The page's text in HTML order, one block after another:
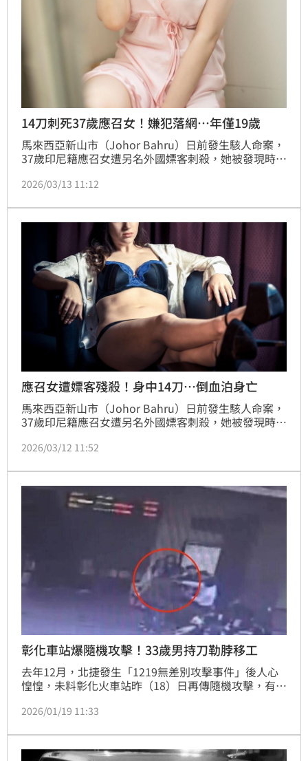
14刀刺死37歲應召女！嫌犯落網…年僅19歲
馬來西亞新山市（Johor Bahru）日前發生駭人命案，
37歲印尼籍應召女遭另名外國嫖客刺殺，她被發現時，
人犯案後逃離現場，當地警方隔天就逮到19歲的嫌犯，
辦，並聲請7天扣留令。
2026/03/13 11:12
應召女遭嫖客殘殺！身中14刀…倒血泊身亡
馬來西亞新山市（Johor Bahru）日前發生駭人命案，
37歲印尼籍應召女遭另名外國嫖客刺殺，她被發現時，
當地警方獲報封鎖旅館，並擴大追查在逃嫌犯。
2026/03/12 11:52
彰化車站爆隨機攻擊！33歲男持刀勒脖移工
去年12月，北捷發生「1219無差別攻擊事件」後人心
惶惶，未料彰化火車站昨（18）日再傳隨機攻擊，有名
雙方還爆發拉扯、追砍，讓現場旅客紛紛走避怕遭波
事的33歲男子逮捕，初步了解男子為無差別滋事，所幸
未造成人員傷亡，經警詢後依法將其移送偵辦。
2026/01/19 11:33